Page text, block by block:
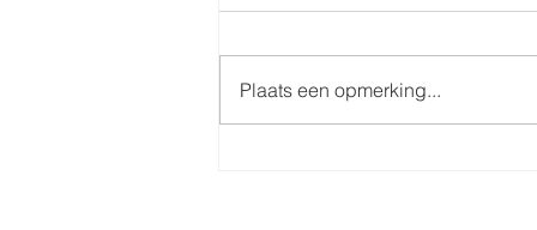
Plaats een opmerking...